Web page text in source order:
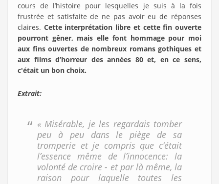
cours de l’histoire pour lesquelles je suis à la fois
frustrée et satisfaite de ne pas avoir eu de réponses
claires. Cette interprétation libre et cette fin ouverte
pourront gêner, mais elle font hommage pour moi
aux fins ouvertes de nombreux romans gothiques et
aux films d’horreur des années 80 et, en ce sens,
c'était un bon choix.
Extrait:
« Misérable, je les regardais tomber
peu à peu dans le piège de sa
tromperie et je compris que c’était
l’essence même de l’innocence: la
volonté de croire - et par là même, la
raison pour laquelle toutes les